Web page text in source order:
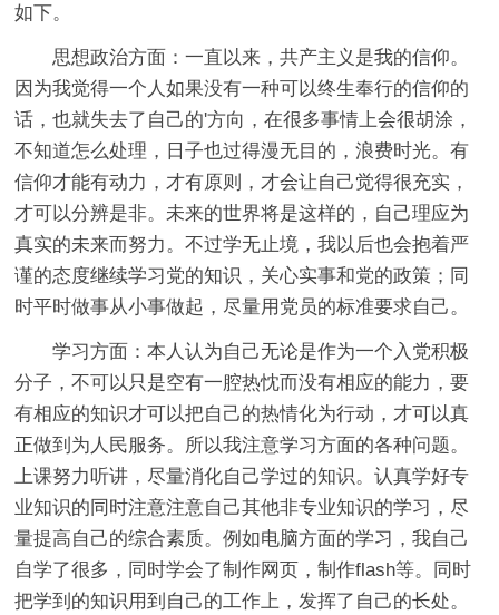
如下。
思想政治方面：一直以来，共产主义是我的信仰。
因为我觉得一个人如果没有一种可以终生奉行的信仰的
话，也就失去了自己的'方向，在很多事情上会很胡涂，
不知道怎么处理，日子也过得漫无目的，浪费时光。有
信仰才能有动力，才有原则，才会让自己觉得很充实，
才可以分辨是非。未来的世界将是这样的，自己理应为
真实的未来而努力。不过学无止境，我以后也会抱着严
谨的态度继续学习党的知识，关心实事和党的政策；同
时平时做事从小事做起，尽量用党员的标准要求自己。
学习方面：本人认为自己无论是作为一个入党积极
分子，不可以只是空有一腔热忱而没有相应的能力，要
有相应的知识才可以把自己的热情化为行动，才可以真
正做到为人民服务。所以我注意学习方面的各种问题。
上课努力听讲，尽量消化自己学过的知识。认真学好专
业知识的同时注意注意自己其他非专业知识的学习，尽
量提高自己的综合素质。例如电脑方面的学习，我自己
自学了很多，同时学会了制作网页，制作flash等。同时
把学到的知识用到自己的工作上，发挥了自己的长处。